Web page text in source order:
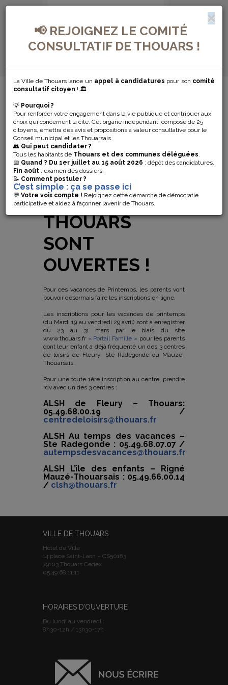
📢 REJOIGNEZ LE COMITÉ
CONSULTATIF DE THOUARS !
La Ville de Thouars lance un appel à candidatures pour son comité
consultatif citoyen ! 🏛️
💡 Pourquoi ?
Pour renforcer votre engagement dans la vie publique et contribuer aux
choix qui concernent la cité. Cet organe indépendant, composé de 25
citoyens, émettra des avis et propositions à valeur consultative pour le
Conseil municipal et les Thouarsais.
👥 Qui peut candidater ?
Tous les habitants de Thouars et des communes déléguées.
📅 Quand ? Du 1er juillet au 15 août 2026 : dépôt des candidatures.
Fin août : examen des dossiers.
📝 Comment postuler ?
C’est simple : ça se passe ici
💬 Votre voix compte ! Rejoignez cette démarche de démocratie
participative et aidez à façonner l’avenir de Thouars.
MENU DE NAVIGATION...
LES
INSCRIPTIONS
POUR LES
ACCUEILS DE
LOISIRS DE
THOUARS
SONT
OUVERTES !
Pour ces vacances de Printemps, les parents vont
pouvoir désormais faire les inscriptions en ligne,
Les inscriptions pour les vacances de printemps
(du Mardi 19 au vendredi 29 avril) sont à enregistrer
du 23 au 31 mars par le biais du site
www.thouars.fr « Portail Famille »pour les parents
dont leur enfant a déjà fréquenté un des 3 centres
de loisirs de Fleury, Ste Radegonde ou Mauzé-
Thouarsais.
Pour une toute 1ère inscription au centre, prendre
rdv avec un des 3 centres :
ALSH de Fleury – Thouars:
05.49.68.00.19 /
centredeloisirs@thouars.fr
ALSH Au temps des vacances –
Ste Radegonde : 05.49.68.07.07 /
autempsdesvacances@thouars.fr
ALSH L’île des enfants – Rigné
Mauzé-Thouarsais : 05.49.66.00.14
/ clsh@thouars.fr
VILLE DE THOUARS
Hôtel de Ville
14 place Saint-Laon – CS50183
79103 Thouars Cedex
05.49.68.11.11
HORAIRES D’OUVERTURE
Du lundi au vendredi :
8h30-12h / 13h30-17h